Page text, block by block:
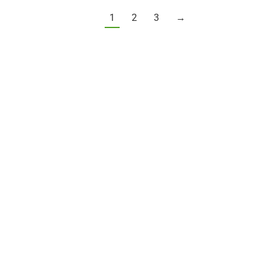
1 2 3 →